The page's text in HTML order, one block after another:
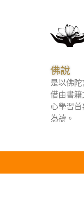
佛說
是以佛
借由書
心學習
為禱。